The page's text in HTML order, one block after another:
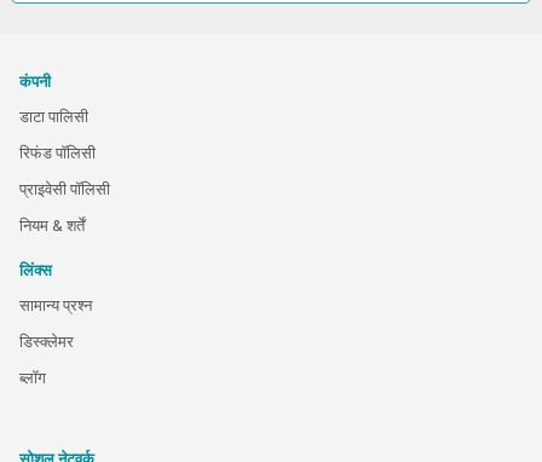
कंपनी
डाटा पालिसी
रिफंड पॉलिसी
प्राइवेसी पॉलिसी
नियम & शर्तें
लिंक्स
सामान्य प्रश्न
डिस्क्लेमर
ब्लॉग